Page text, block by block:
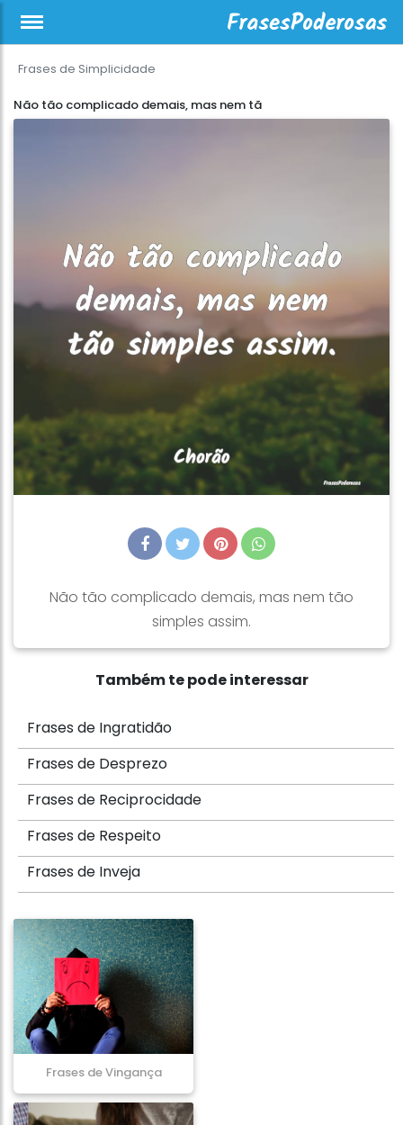
Frases de Simplicidade
Não tão complicado demais, mas nem tã
Não tão complicado demais, mas nem tão
simples assim.
Também te pode interessar
Frases de Ingratidão
Frases de Desprezo
Frases de Reciprocidade
Frases de Respeito
Frases de Inveja
Frases de Vingança